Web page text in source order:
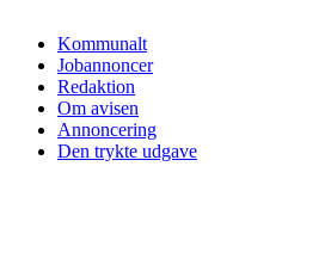
Kommunalt
Jobannoncer
Redaktion
Om avisen
Annoncering
Den trykte udgave